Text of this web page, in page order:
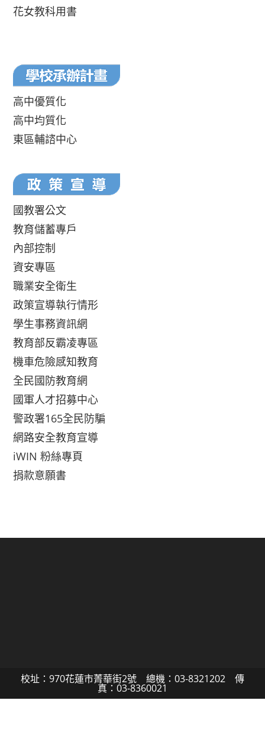
花女教科用書
高中優質化
高中均質化
東區輔諮中心
國教署公文
教育儲蓄專戶
內部控制
資安專區
職業安全衛生
政策宣導執行情形
學生事務資訊網
教育部反霸凌專區
機車危險感知教育
全民國防教育網
國軍人才招募中心
警政署165全民防騙
網路安全教育宣導
iWIN 粉絲專頁
捐款意願書
校址：970花蓮市菁華街2號 總機：03-8321202 傳
真：03-8360021